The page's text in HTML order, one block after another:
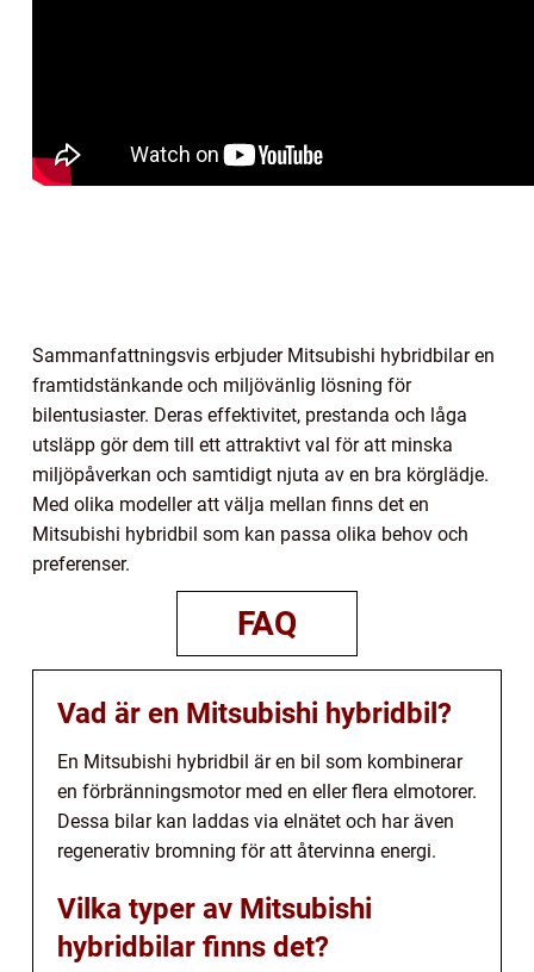
Sammanfattningsvis erbjuder Mitsubishi hybridbilar en
framtidstänkande och miljövänlig lösning för
bilentusiaster. Deras effektivitet, prestanda och låga
utsläpp gör dem till ett attraktivt val för att minska
miljöpåverkan och samtidigt njuta av en bra körglädje.
Med olika modeller att välja mellan finns det en
Mitsubishi hybridbil som kan passa olika behov och
preferenser.
FAQ
Vad är en Mitsubishi hybridbil?
En Mitsubishi hybridbil är en bil som kombinerar
en förbränningsmotor med en eller flera elmotorer.
Dessa bilar kan laddas via elnätet och har även
regenerativ bromning för att återvinna energi.
Vilka typer av Mitsubishi
hybridbilar finns det?